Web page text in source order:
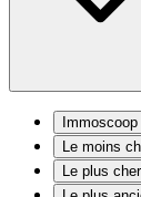
Le moins
Le plus cher